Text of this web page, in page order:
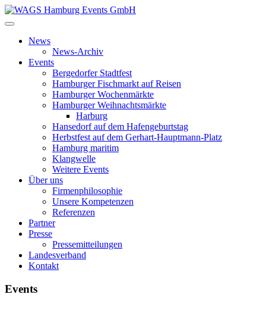
News
News-Archiv
Events
Bergedorfer Stadtfest
Hamburger Fischmarkt auf Reisen
Hamburger Wochenmärkte
Hamburger Weihnachtsmärkte
Harburg
Hansedorf auf dem Hafengeburtstag
Herbstfest auf dem Gerhart-Hauptmann-Platz
Hamburg maritim
Klangwelle
Weitere Events
Über uns
Firmenphilosophie
Unsere Kompetenzen
Referenzen
Partner
Presse
Pressemitteilungen
Landesverband
Kontakt
Events